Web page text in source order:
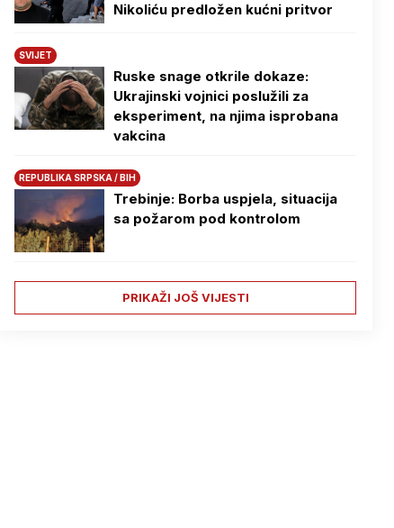
Nikoliću predložen kućni pritvor
SVIJET
Ruske snage otkrile dokaze:
Ukrajinski vojnici poslužili za
eksperiment, na njima isprobana
vakcina
REPUBLIKA SRPSKA / BIH
Trebinje: Borba uspjela, situacija
sa požarom pod kontrolom
PRIKAŽI JOŠ VIJESTI